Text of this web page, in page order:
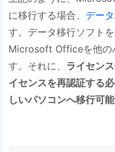
に移行する場合、 デー
す。データ移行ソフト
Microsoft Officeを他の
す。それに、 ライセン
イセンスを再認証する
しいパソコンへ移行可能